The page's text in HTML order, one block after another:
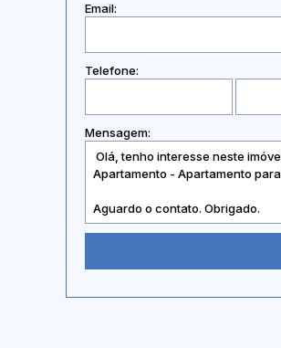
Email:
Telefone:
Mensagem: